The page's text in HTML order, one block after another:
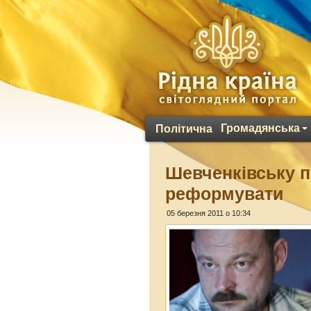
Політична Громадянська
Шевченківську
реформувати
05 березня 2011 о 10:34